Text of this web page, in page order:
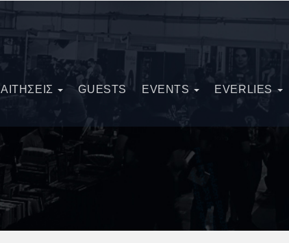
ΑΙΤΗΣΕΙΣ GUESTS EVENTS EVERLIES